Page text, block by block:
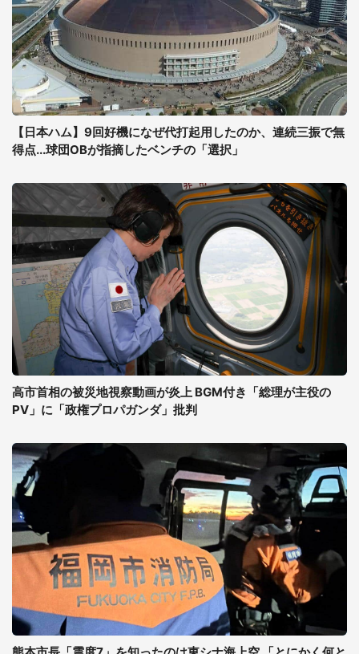
【日本ハム】9回好機になぜ代打起用したのか、連続三振で無
得点...球団OBが指摘したベンチの「選択」
高市首相の被災地視察動画が炎上 BGM付き「総理が主役の
PV」に「政権プロパガンダ」批判